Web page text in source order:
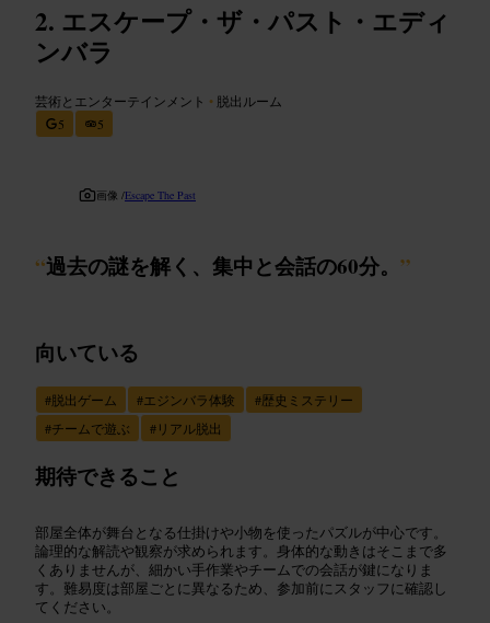
エスケープ・ザ・パスト・エディ
ンバラ
芸術とエンターテインメント • 脱出ルーム
5
5
画像 /Escape The Past
“過去の謎を解く、集中と会話の60分。 ”
向いている
#脱出ゲーム #エジンバラ体験 #歴史ミステリー
#チームで遊ぶ #リアル脱出
期待できること
部屋全体が舞台となる仕掛けや小物を使ったパズルが中心です。
論理的な解読や観察が求められます。身体的な動きはそこまで多
くありませんが、細かい手作業やチームでの会話が鍵になりま
す。難易度は部屋ごとに異なるため、参加前にスタッフに確認し
てください。